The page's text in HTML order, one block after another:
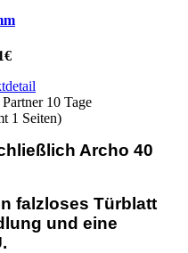
10 Tage
1 Seiten)
Archo 40
falzloses Türblatt
und eine